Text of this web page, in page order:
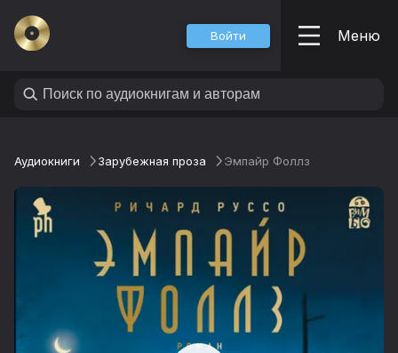
Войти Меню
Аудиокниги Зарубежная проза Эмпайр Фоллз